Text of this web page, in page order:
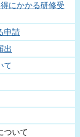
にかかる研修受
申請
出
て
ついて